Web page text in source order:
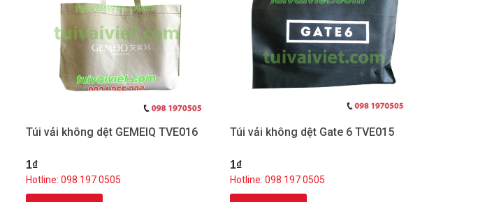
Túi vải không dệt GEMEIQ TVE016
1₫
Hotline: 098 197 0505
Túi vải không dệt Gate 6 TVE015
1₫
Hotline: 098 197 0505